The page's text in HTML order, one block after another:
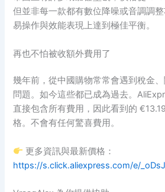
但並非每一款都有數位降噪或音調調
易操作與效能表現上達到極佳平衡。
再也不怕被收額外費用了
幾年前，從中國購物常常會遇到稅金
問題。如今這些都已成為過去。
直接包含所有費用，因此看到的
格。不會有任何驚喜費用。
更多資訊與最新價格：
https://s.click.aliexpress.com/e/